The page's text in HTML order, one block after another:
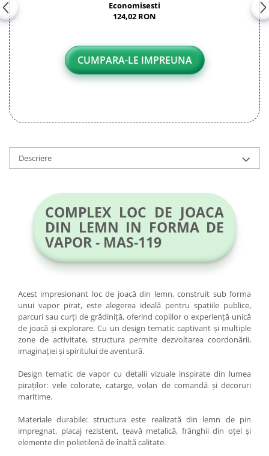
Economisesti
124,02 RON
CUMPARA-LE IMPREUNA
Descriere
COMPLEX LOC DE JOACA
DIN LEMN IN FORMA DE
VAPOR - MAS-119
Acest impresionant loc de joacă din lemn, construit sub forma
unui vapor pirat, este alegerea ideală pentru spațiile publice,
parcuri sau curți de grădiniță, oferind copiilor o experiență unică
de joacă și explorare. Cu un design tematic captivant și multiple
zone de activitate, structura permite dezvoltarea coordonării,
imaginației și spiritului de aventură.
Design tematic de vapor cu detalii vizuale inspirate din lumea
piraților: vele colorate, catarge, volan de comandă și decoruri
maritime.
Materiale durabile: structura este realizată din lemn de pin
impregnat, placaj rezistent, țeavă metalică, frânghii din oțel și
elemente din polietilenă de înaltă calitate.